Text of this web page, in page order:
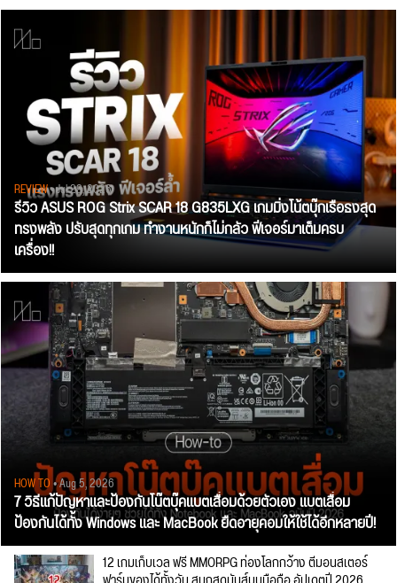
REVIEW• Jul 28, 2026
รีวิว ASUS ROG Strix SCAR 18 G835LXG เกมมิ่งโน้ตบุ๊กเรือธงสุด
ทรงพลัง ปรับสุดทุกเกม ทำงานหนักก็ไม่กลัว ฟีเจอร์มาเต็มครบ
เครื่อง!!
HOW TO• Aug 5, 2026
7 วิธีแก้ปัญหาและป้องกันโน๊ตบุ๊คแบตเสื่อมด้วยตัวเอง แบตเสื่อม
ป้องกันได้ทั้ง Windows และ MacBook ยืดอายุคอมให้ใช้ได้อีกหลายปี!
12 เกมเก็บเวล ฟรี MMORPG ท่องโลกกว้าง ตีมอนสเตอร์